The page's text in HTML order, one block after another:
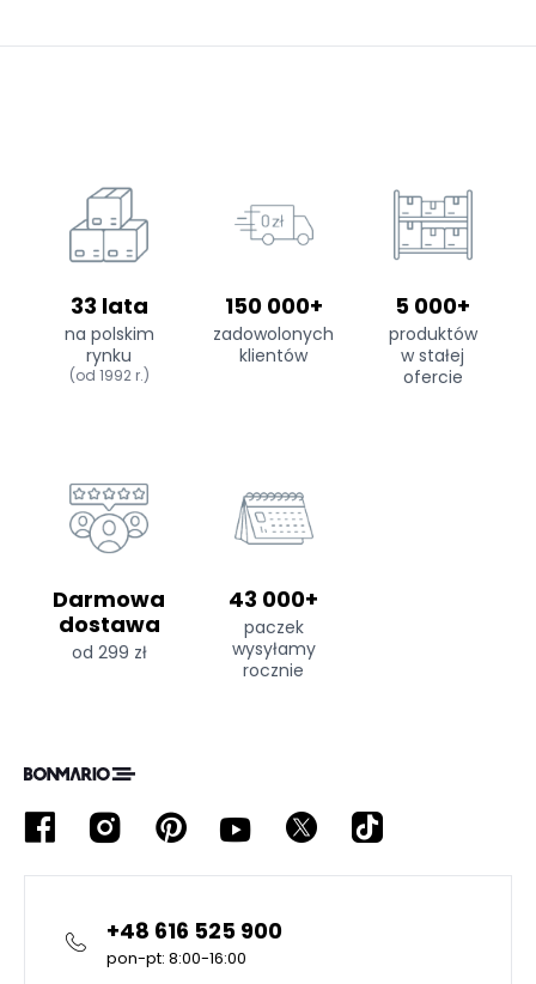
33 lata
na polskim
rynku
(od 1992 r.)
150 000+
zadowolonych
klientów
5 000+
produktów
w stałej
ofercie
Darmowa
dostawa
od 299 zł
43 000+
paczek
wysyłamy
rocznie
+48 616 525 900
pon-pt: 8:00-16:00